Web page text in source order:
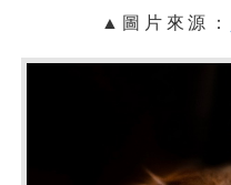
▲ 圖片來源：